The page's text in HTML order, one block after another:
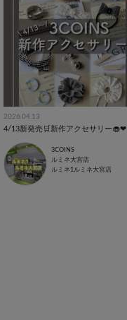
2026.04.13
4/13新発売🛒新作アクセサリー🧁❤︎
3COINS
ルミネ大宮店
ルミネ1ルミネ大宮店